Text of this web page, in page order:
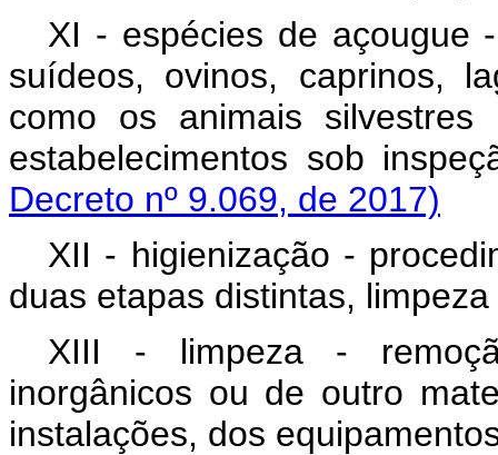
XI - espécies de açougue
suídeos, ovinos, caprinos,
como os animais
estabelecimentos sob
Decreto nº 9.069, de 2017)
XII - higienização -
duas etapas distintas,
XIII - limpeza -
inorgânicos ou de outro
instalações, dos